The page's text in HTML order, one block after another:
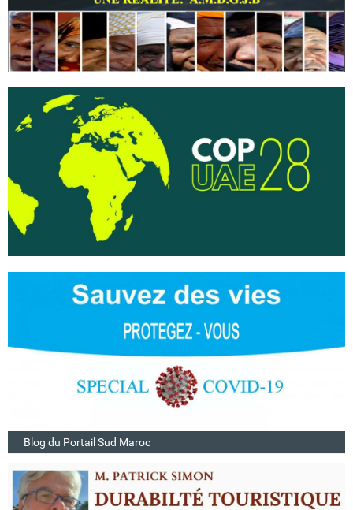
Blog du Portail Sud Maroc